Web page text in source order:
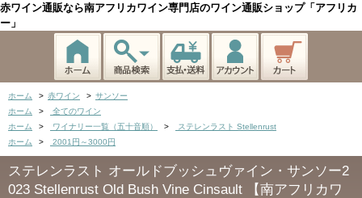
赤ワイン通販なら南アフリカワイン専門店のワイン通販ショップ「アフリカ
ー」
ホーム > 赤ワイン > サンソー
ホーム
>
全てのワイン
ホーム
> ワイナリー一覧（五十音順） >
ステレンラスト Stellenrust
ホーム
> 2001円～3000円
ステレンラスト オールドブッシュヴァイン・サンソー2
023 Stellenrust Old Bush Vine Cinsault 【南アフリカワ